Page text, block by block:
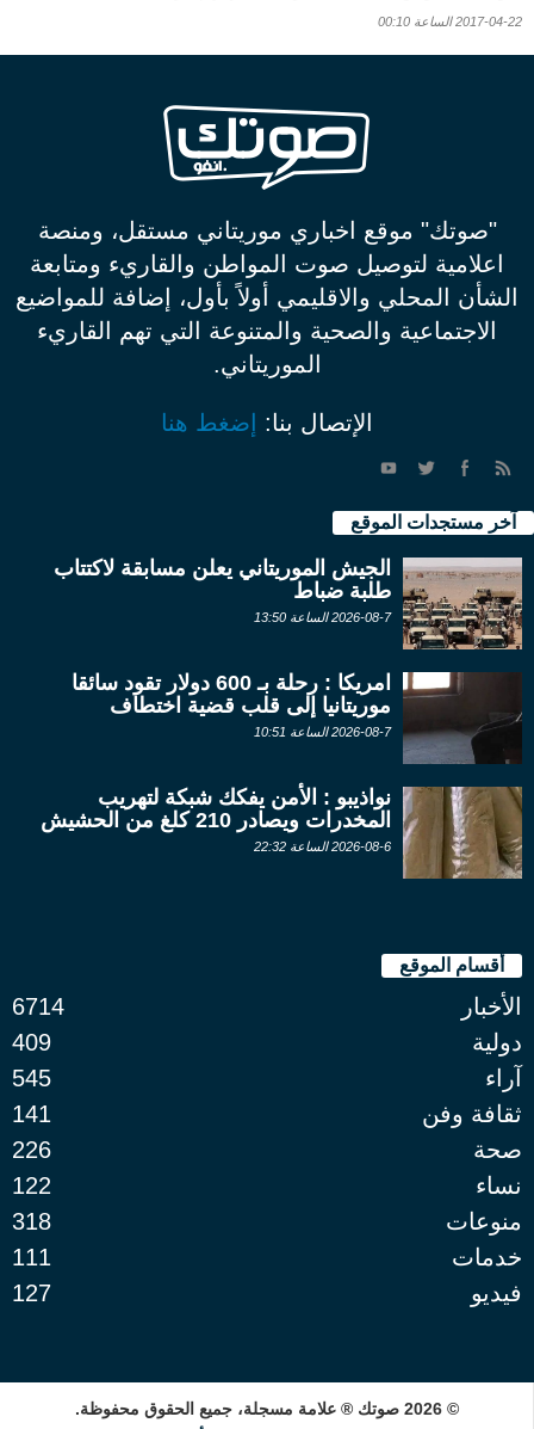
2017-04-22 الساعة 00:10
"صوتك" موقع اخباري موريتاني مستقل، ومنصة
اعلامية لتوصيل صوت المواطن والقاريء ومتابعة
الشأن المحلي والاقليمي أولاً بأول، إضافة للمواضيع
الاجتماعية والصحية والمتنوعة التي تهم القاريء
الموريتاني.
الإتصال بنا: إضغط هنا
آخر مستجدات الموقع
الجيش الموريتاني يعلن مسابقة لاكتتاب
طلبة ضباط
2026-08-7 الساعة 13:50
امريكا : رحلة بـ 600 دولار تقود سائقا
موريتانيا إلى قلب قضية اختطاف
2026-08-7 الساعة 10:51
نواذيبو : الأمن يفكك شبكة لتهريب
المخدرات ويصادر 210 كلغ من الحشيش
2026-08-6 الساعة 22:32
أقسام الموقع
الأخبار
6714
دولية
409
آراء
545
ثقافة وفن
141
صحة
226
نساء
122
منوعات
318
خدمات
111
فيديو
127
© 2026 صوتك ® علامة مسجلة، جميع الحقوق محفوظة.